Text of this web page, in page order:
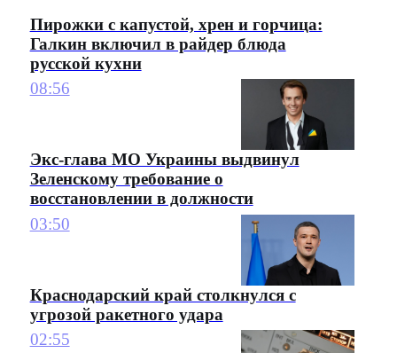
Пирожки с капустой, хрен и горчица:
Галкин включил в райдер блюда
русской кухни
08:56
Экс-глава МО Украины выдвинул
Зеленскому требование о
восстановлении в должности
03:50
Краснодарский край столкнулся с
угрозой ракетного удара
02:55